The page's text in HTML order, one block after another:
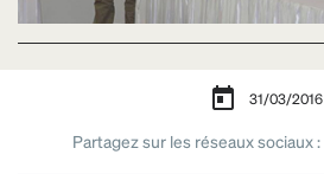
31/03/2016
Partagez sur les réseaux sociaux :